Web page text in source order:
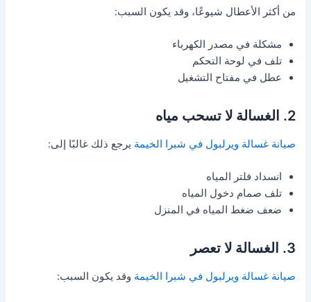
من أكثر الأعطال شيوعًا، وقد يكون السبب:
مشكلة في مصدر الكهرباء
تلف في لوحة التحكم
عطل في مفتاح التشغيل
2. الغسالة لا تسحب مياه
صيانة غسالة ويرلبول في شبرا الخيمة يرجع ذلك غالبًا إلى:
انسداد فلتر المياه
تلف صمام دخول المياه
ضعف ضغط المياه في المنزل
3. الغسالة لا تعصر
صيانة غسالة ويرلبول في شبرا الخيمة وقد يكون السبب: